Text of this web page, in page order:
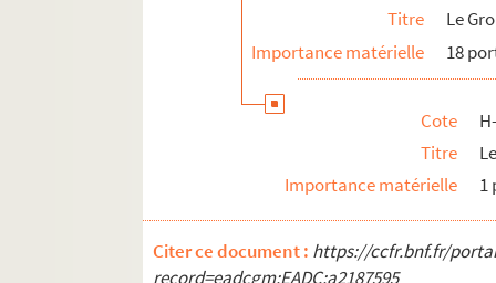
Titre
Le
Importance matérielle
18
Cote
Titre
Importance matérielle
1
Citer ce document : https://ccfr.bnf.fr/
record=eadcgm:EADC:a2187595